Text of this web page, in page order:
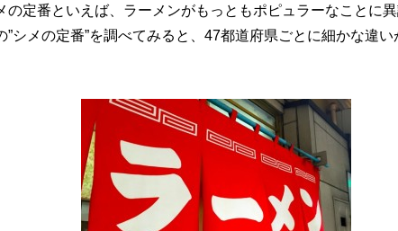
定番といえば、ラーメンがもっともポピュラーなことに
”シメの定番”を調べてみると、47都道府県ごとに細かな違